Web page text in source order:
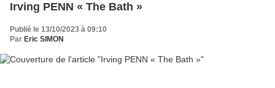
Irving PENN « The Bath »
Publié le 13/10/2023 à 09:10
Par Eric SIMON